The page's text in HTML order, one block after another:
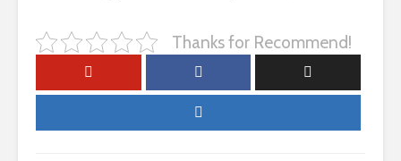
Thanks for Recommend!